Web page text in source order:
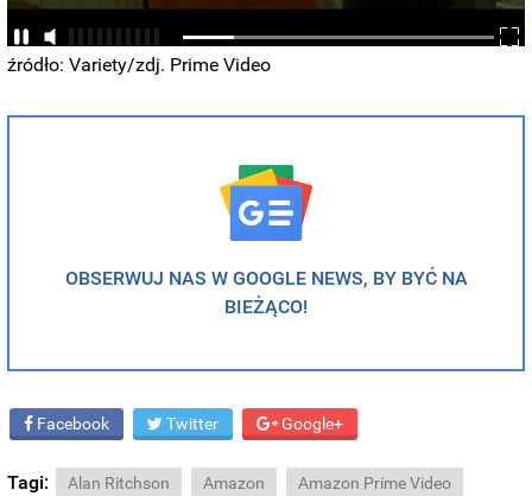
źródło: Variety/zdj. Prime Video
OBSERWUJ NAS W GOOGLE NEWS, BY BYĆ NA
BIEŻĄCO!
Facebook Twitter Google+
Tagi: Alan Ritchson Amazon
Amazon Prime Video